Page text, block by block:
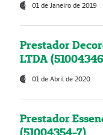
01 de Janeiro de 2019
Prestador
LTDA
01 de Abril de 2020
Prestador
(51004354-7)